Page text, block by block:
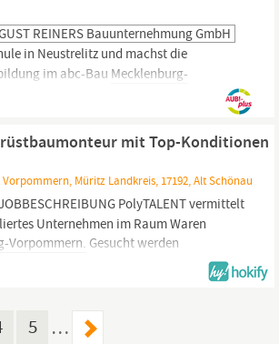
REINERS Bauunternehmung GmbH
in Neustrelitz und machst die
im abc-Bau Mecklenburg-
(Unterkunft in Rostock wird gestellt)
eine gute Berufsbildungsreife und bringst
und technisches Interesse mit? Dann
Zudem hast Du Freude an praktischer und
mit Top-Konditionen
Müritz Landkreis, 17192, Alt Schönau
PolyTALENT vermittelt
Unternehmen im Raum Waren
Vorpommern. Gesucht werden
(m/w/d) und
(m/w/d), die sichere
5 …